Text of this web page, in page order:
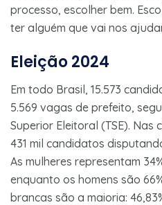
processo, escolher bem.
ter alguém que vai nos
Eleição 2024
Em todo Brasil, 15.573
5.569 vagas de prefeito,
Superior Eleitoral (TSE). Nas
431 mil candidatos
As mulheres representam
enquanto os homens são
brancas são a maioria: